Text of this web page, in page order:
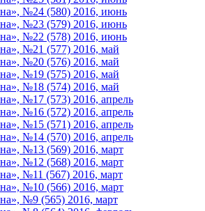
№24 (580) 2016, июнь
№23 (579) 2016, июнь
№22 (578) 2016, июнь
№21 (577) 2016, май
№20 (576) 2016, май
№19 (575) 2016, май
№18 (574) 2016, май
№17 (573) 2016, апрель
№16 (572) 2016, апрель
№15 (571) 2016, апрель
№14 (570) 2016, апрель
№13 (569) 2016, март
№12 (568) 2016, март
№11 (567) 2016, март
№10 (566) 2016, март
№9 (565) 2016, март